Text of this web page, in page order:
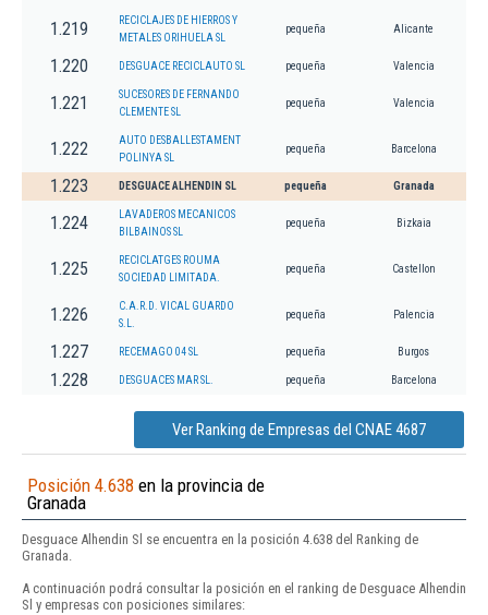
1.219
RECICLAJES DE HIERROS Y
METALES ORIHUELA SL
pequeña Alicante
1.220 DESGUACE RECICLAUTO SL pequeña Valencia
1.221
SUCESORES DE FERNANDO
CLEMENTE SL
pequeña Valencia
1.222
AUTO DESBALLESTAMENT
POLINYA SL
pequeña Barcelona
1.223 DESGUACE ALHENDIN SL pequeña Granada
1.224
LAVADEROS MECANICOS
BILBAINOS SL
pequeña Bizkaia
1.225
RECICLATGES ROUMA
SOCIEDAD LIMITADA.
pequeña Castellon
1.226
C.A.R.D. VICAL GUARDO
S.L.
pequeña Palencia
1.227 RECEMAGO 04 SL pequeña Burgos
1.228 DESGUACES MAR SL. pequeña Barcelona
Ver Ranking de Empresas del CNAE 4687
Posición 4.638 en la provincia de
Granada
Desguace Alhendin Sl se encuentra en la posición 4.638 del Ranking de
Granada.
A continuación podrá consultar la posición en el ranking de Desguace Alhendin
Sl y empresas con posiciones similares: